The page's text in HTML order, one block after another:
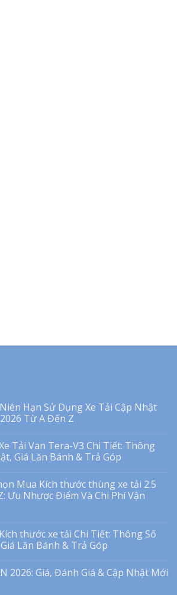
Hạn Sử Dụng Xe Tải Cập Nhật
Từ A Đến Z
Tải Van Tera-V3 Chi Tiết: Thông
Giá Lăn Bánh & Trả Góp
Mua Kích thước thùng xe tải 2.5
Ưu Nhược Điểm Và Chi Phí Vận
thước xe tải Chi Tiết: Thông Số
Lăn Bánh & Trả Góp
2026: Giá, Đánh Giá & Cập Nhật Mới